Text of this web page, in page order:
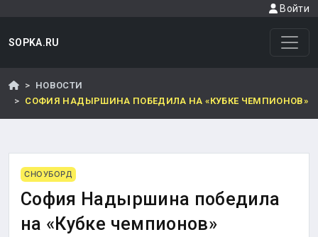
Войти
SOPKA.RU
НОВОСТИ
СОФИЯ НАДЫРШИНА ПОБЕДИЛА НА «КУБКЕ ЧЕМПИОНОВ»
СНОУБОРД
София Надыршина победила
на «Кубке чемпионов»